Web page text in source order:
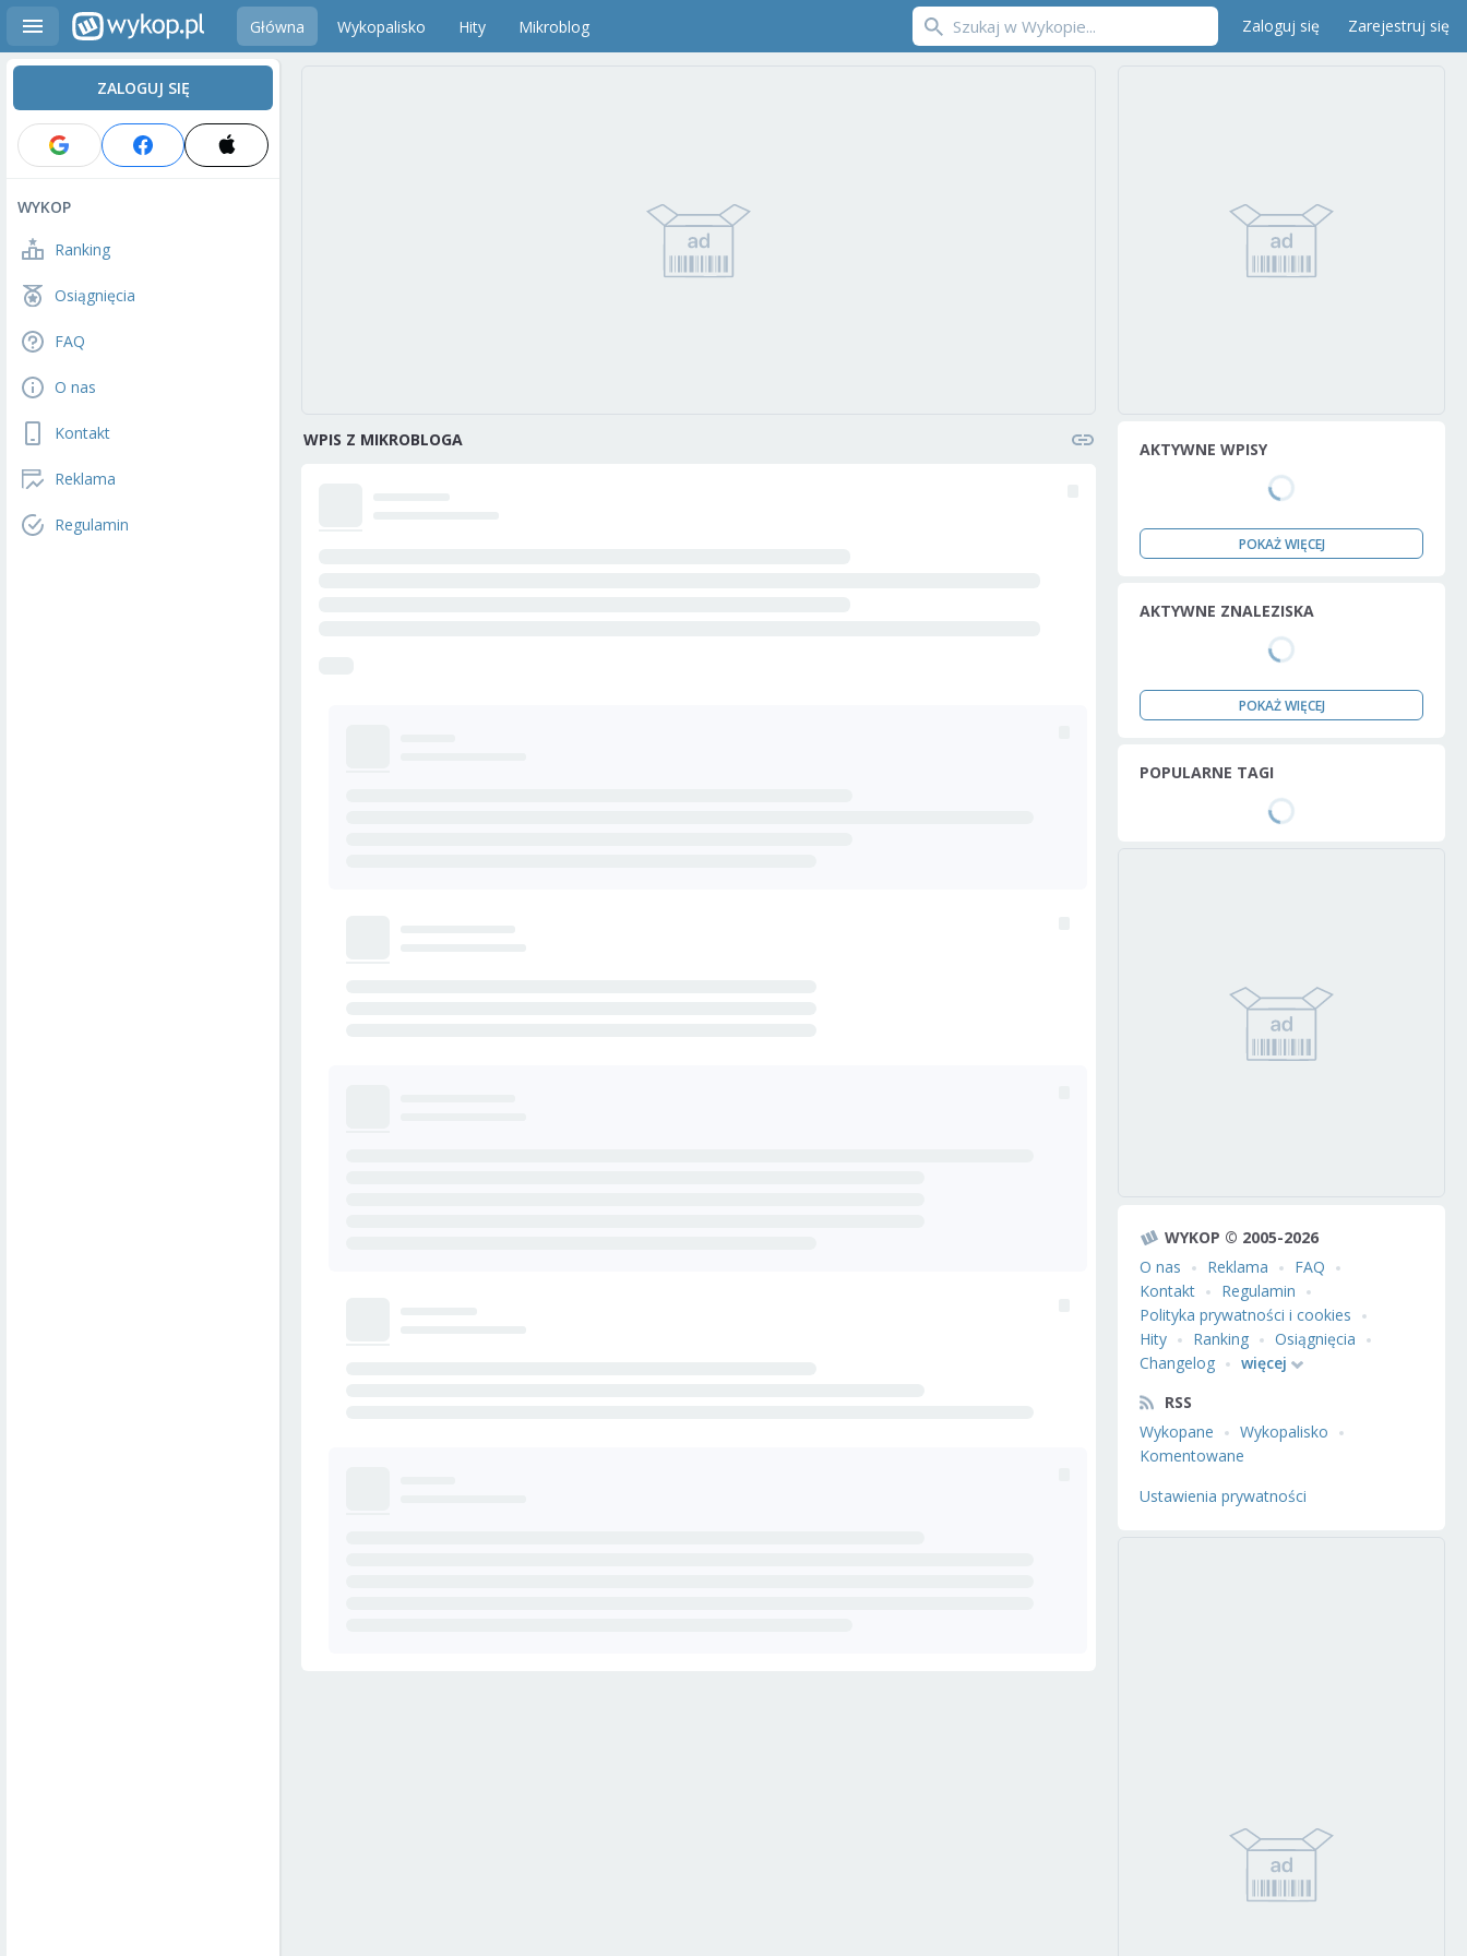
Główna Wykopalisko Hity Mikroblog Zaloguj się Zarejestruj się
ZALOGUJ SIĘ
WYKOP
Ranking
Osiągnięcia
FAQ
O nas
Kontakt
Reklama
Regulamin
WPIS Z MIKROBLOGA AKTYWNE WPISY
POKAŻ WIĘCEJ
AKTYWNE ZNALEZISKA
POKAŻ WIĘCEJ
POPULARNE TAGI
WYKOP © 2005-2026
O nas
Reklama
FAQ
Kontakt
Regulamin
Polityka prywatności i cookies
Hity
Ranking
Osiągnięcia
Changelog
więcej
RSS
Wykopane
Wykopalisko
Komentowane
Ustawienia prywatności